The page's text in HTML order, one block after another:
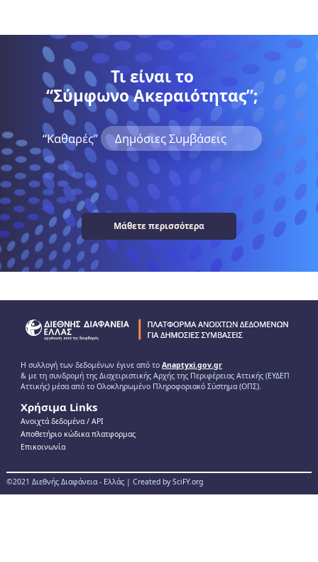
Τι είναι το
“Σύμφωνο Ακεραιότητας”;
“Kαθαρές” Δημόσιες Συμβάσεις
Μάθετε περισσότερα
Η συλλογή των δεδομένων έγινε από το Anaptyxi.gov.gr
& με τη συνδρομή της Διαχειριστικής Αρχής της Περιφέρειας Αττικής (ΕΥΔΕΠ
Αττικής) μέσα από το Ολοκληρωμένο Πληροφοριακό Σύστημα (ΟΠΣ).
Χρήσιμα Links
Ανοιχτά δεδομένα / ΑPI
Αποθετήριο κώδικα πλατφορμας
Επικοινωνία
©2021 Διεθνής Διαφάνεια - Ελλάς | Created by SciFY.org